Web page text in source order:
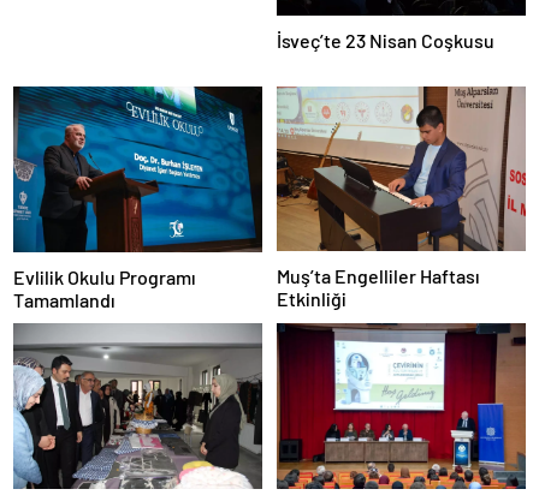
İsveç’te 23 Nisan Coşkusu
Evlilik Okulu Programı
Tamamlandı
Muş’ta Engelliler Haftası
Etkinliği